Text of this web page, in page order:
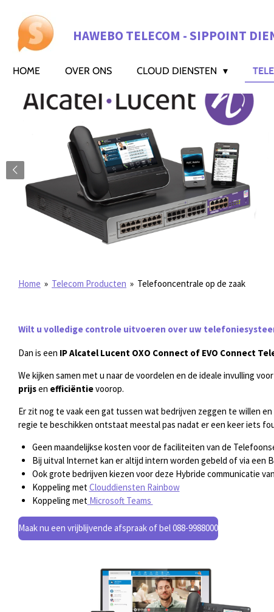
direct
naar
hoofdinhoud
HAWEBO TELECOM - SIPPOINT
HOME OVER ONS CLOUD DIENSTEN
Home » Telecom Producten » Telefooncentrale op de zaak
Wilt u volledige controle uitvoeren over uw
Dan is een IP Alcatel Lucent OXO Connect of EVO Connect
We kijken samen met u naar de voordelen en de ideale invulling
prijsen efficiëntievoorop.
Er zit nog te vaak een gat tussen wat bedrijven zeggen te willen
regie te beschikken ontstaat meestal pas nadat er een keer iets
Geen maandelijkse kosten voor de faciliteiten van de
Bij uitval Internet kan er altijd intern worden gebeld of via een
Ook grote bedrijven kiezen voor deze Hybride communicatie
Koppeling met Clouddiensten Rainbow
Koppeling met Microsoft Teams
Maak nu een vrijblijvende afspraak of bel 088-9988000